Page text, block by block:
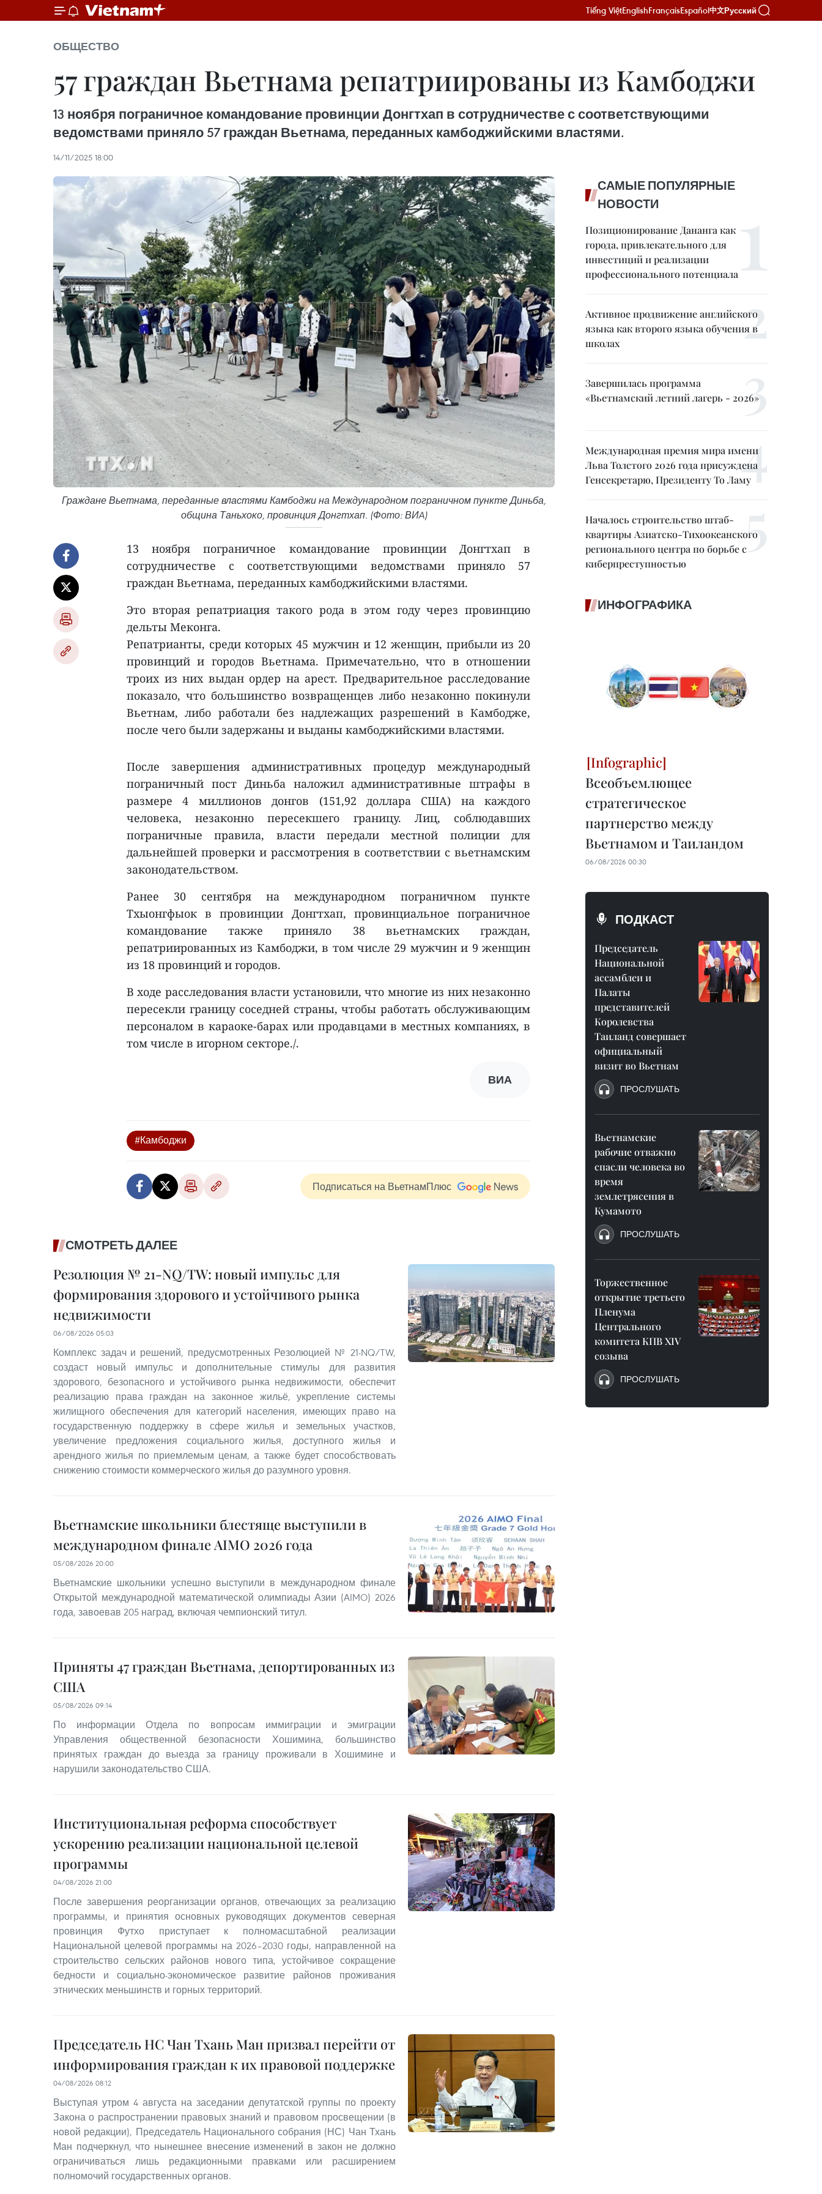
Tiếng ViệtEnglishFrançaisEspañol中文Русский
ОБЩЕСТВО
57 граждан Вьетнама репатриированы из Камбоджи
13 ноября пограничное командование провинции Донгтхап в сотрудничестве с соответствующими
ведомствами приняло 57 граждан Вьетнама, переданных камбоджийскими властями.
14/11/2025 18:00
Граждане Вьетнама, переданные властями Камбоджи на Международном пограничном пункте Диньба,
община Таньхоко, провинция Донгтхап. (Фото: ВИA)
13 ноября пограничное командование провинции Донгтхап в
сотрудничестве с соответствующими ведомствами приняло 57
граждан Вьетнама, переданных камбоджийскими властями.
Это вторая репатриация такого рода в этом году через провинцию
дельты Меконга.
Репатрианты, среди которых 45 мужчин и 12 женщин, прибыли из 20
провинций и городов Вьетнама. Примечательно, что в отношении
троих из них выдан ордер на арест. Предварительное расследование
показало, что большинство возвращенцев либо незаконно покинули
Вьетнам, либо работали без надлежащих разрешений в Камбодже,
после чего были задержаны и выданы камбоджийскими властями.
После завершения административных процедур международный
пограничный пост Диньба наложил административные штрафы в
размере 4 миллионов донгов (151,92 доллара США) на каждого
человека, незаконно пересекшего границу. Лиц, соблюдавших
пограничные правила, власти передали местной полиции для
дальнейшей проверки и рассмотрения в соответствии с вьетнамским
законодательством.
Ранее 30 сентября на международном пограничном пункте
Тхыонгфыок в провинции Донгтхап, провинциальное пограничное
командование также приняло 38 вьетнамских граждан,
репатриированных из Камбоджи, в том числе 29 мужчин и 9 женщин
из 18 провинций и городов.
В ходе расследования власти установили, что многие из них незаконно
пересекли границу соседней страны, чтобы работать обслуживающим
персоналом в караоке-барах или продавцами в местных компаниях, в
том числе в игорном секторе./.
ВИА
#Камбоджи
Подписаться на ВьетнамПлюс
СМОТРЕТЬ ДАЛЕЕ
Резолюция № 21-NQ/TW: новый импульс для
формирования здорового и устойчивого рынка
недвижимости
06/08/2026 05:03
Комплекс задач и решений, предусмотренных Резолюцией № 21-NQ/TW,
создаст новый импульс и дополнительные стимулы для развития
здорового, безопасного и устойчивого рынка недвижимости, обеспечит
реализацию права граждан на законное жильё, укрепление системы
жилищного обеспечения для категорий населения, имеющих право на
государственную поддержку в сфере жилья и земельных участков,
увеличение предложения социального жилья, доступного жилья и
арендного жилья по приемлемым ценам, а также будет способствовать
снижению стоимости коммерческого жилья до разумного уровня.
Вьетнамские школьники блестяще выступили в
международном финале AIMO 2026 года
05/08/2026 20:00
Вьетнамские школьники успешно выступили в международном финале
Открытой международной математической олимпиады Азии (AIMO) 2026
года, завоевав 205 наград, включая чемпионский титул.
Приняты 47 граждан Вьетнама, депортированных из
США
05/08/2026 09:14
По информации Отдела по вопросам иммиграции и эмиграции
Управления общественной безопасности Хошимина, большинство
принятых граждан до выезда за границу проживали в Хошимине и
нарушили законодательство США.
Институциональная реформа способствует
ускорению реализации национальной целевой
программы
04/08/2026 21:00
После завершения реорганизации органов, отвечающих за реализацию
программы, и принятия основных руководящих документов северная
провинция Футхо приступает к полномасштабной реализации
Национальной целевой программы на 2026–2030 годы, направленной на
строительство сельских районов нового типа, устойчивое сокращение
бедности и социально-экономическое развитие районов проживания
этнических меньшинств и горных территорий.
Председатель НС Чан Тхань Ман призвал перейти от
информирования граждан к их правовой поддержке
04/08/2026 08:12
Выступая утром 4 августа на заседании депутатской группы по проекту
Закона о распространении правовых знаний и правовом просвещении (в
новой редакции), Председатель Национального собрания (НС) Чан Тхань
Ман подчеркнул, что нынешнее внесение изменений в закон не должно
ограничиваться лишь редакционными правками или расширением
полномочий государственных органов.
САМЫЕ ПОПУЛЯРНЫЕ
НОВОСТИ
Позиционирование Дананга как
города, привлекательного для
инвестиций и реализации
профессионального потенциала
Активное продвижение английского
языка как второго языка обучения в
школах
Завершилась программа
«Вьетнамский летний лагерь - 2026»
Международная премия мира имени
Льва Толстого 2026 года присуждена
Генсекретарю, Президенту То Ламу
Началось строительство штаб-
квартиры Азиатско-Тихоокеанского
регионального центра по борьбе с
киберпреступностью
ИНФОГРАФИКА
Всеобъемлющее
стратегическое
партнерство между
Вьетнамом и Таиландом
06/08/2026 00:30
ПОДКАСТ
Председатель
Национальной
ассамблеи и
Палаты
представителей
Королевства
Таиланд совершает
официальный
визит во Вьетнам
ПРОСЛУШАТЬ
Вьетнамские
рабочие отважно
спасли человека во
время
землетрясения в
Кумамото
ПРОСЛУШАТЬ
Торжественное
открытие третьего
Пленума
Центрального
комитета КПВ XIV
созыва
ПРОСЛУШАТЬ